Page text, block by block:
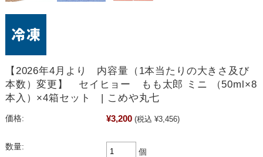
【2026年4月より 内容量（1本当たりの大きさ及び
本数）変更】 セイヒョー もも太郎 ミニ （50ml×8
本入）×4箱セット | こめや丸七
価格: ¥3,200 (税込 ¥3,456)
数量:
個